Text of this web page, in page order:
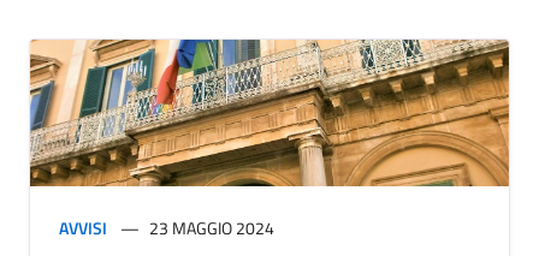
AVVISI 23 MAGGIO 2024